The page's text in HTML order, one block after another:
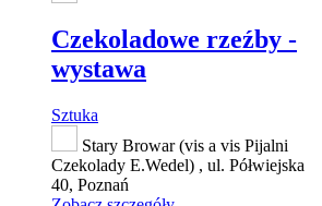
Czekoladowe rzeźby -
wystawa
Sztuka
Stary Browar (vis a vis Pijalni
Czekolady E.Wedel) , ul. Półwiejska
40, Poznań